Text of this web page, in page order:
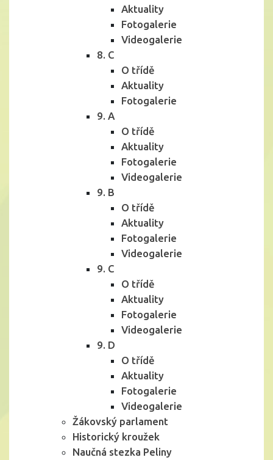
Aktuality
Fotogalerie
Videogalerie
8. C
O třídě
Aktuality
Fotogalerie
9. A
O třídě
Aktuality
Fotogalerie
Videogalerie
9. B
O třídě
Aktuality
Fotogalerie
Videogalerie
9. C
O třídě
Aktuality
Fotogalerie
Videogalerie
9. D
O třídě
Aktuality
Fotogalerie
Videogalerie
Žákovský parlament
Historický kroužek
Naučná stezka Peliny